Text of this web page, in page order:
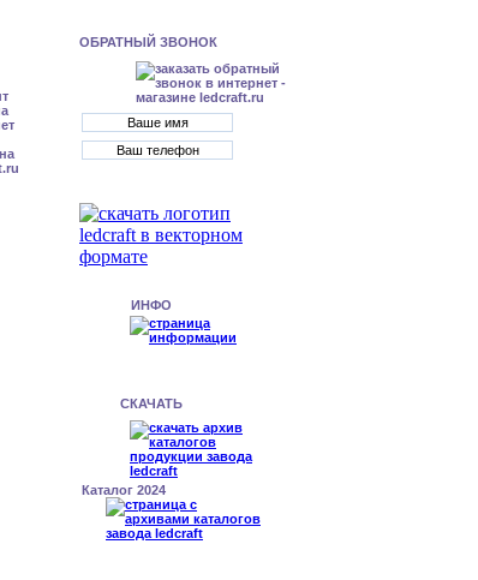
ОБРАТНЫЙ ЗВОНОК
ИНФО
СКАЧАТЬ
Каталог 2024